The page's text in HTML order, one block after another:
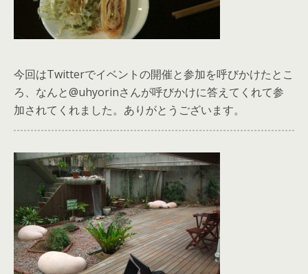
今回はTwitterでイベントの開催と参加を呼びかけたとこ
ろ、なんと@uhyorinさんが呼びかけに答えてくれて参
加されてくれました。ありがとうございます。